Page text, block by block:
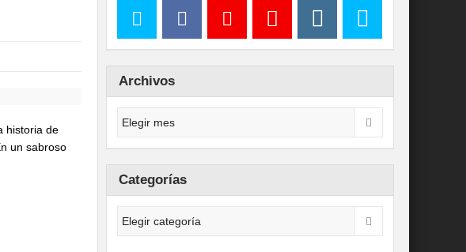
historia de
un sabroso
Archivos
Categorías